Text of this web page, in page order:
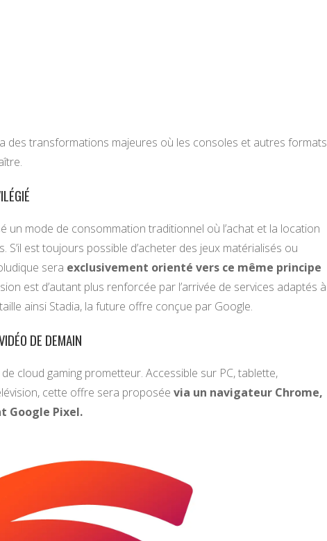
des transformations majeures où les consoles et autres formats
un mode de consommation traditionnel où l’achat et la location
est toujours possible d’acheter des jeux matérialisés ou
sera exclusivement orienté vers ce même principe
est d’autant plus renforcée par l’arrivée de services adaptés à
ainsi Stadia, la future offre conçue par Google.
DE DEMAIN
cloud gaming prometteur. Accessible sur PC, tablette,
cette offre sera proposée via un navigateur Chrome,
Google Pixel.